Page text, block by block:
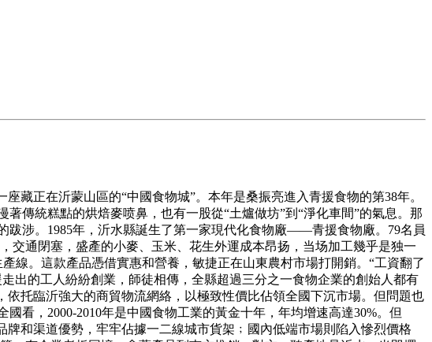
正在沂蒙山區的“中國食物城”。本年是桑振亮進入青援食物的第38年。
傳統糕點的烘焙麥喷鼻，也有一股從“土爐做坊”到“淨化車間”的氣息。那
跋涉。1985年，沂水縣誕生了第一家現代化食物廠——青援食物廠。79名員
交通閉塞，盛產的小麥、玉米、花生外運成本昂扬，当场加工幾乎是独一
線。這款產品憑借實惠和營養，敏捷正在山東農村市場打開銷。“工資翻了
出的工人紛紛創業，師徒相傳，全縣超過三分之一食物企業的創始人都有
托臨沂強大的商貿物流網絡，以極致性價比佔領全國下沉市場。但問題也
看，2000-2010年是中國食物工業的黃金十年，年均增速高達30%。但
和渠道優勢，牢牢佔據一二線城市貨架﹔國內低端市場則陷入慘烈價格